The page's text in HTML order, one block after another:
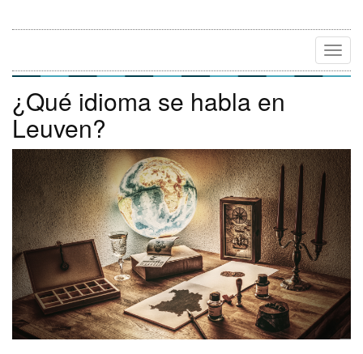
¿Qué idioma se habla en
Leuven?